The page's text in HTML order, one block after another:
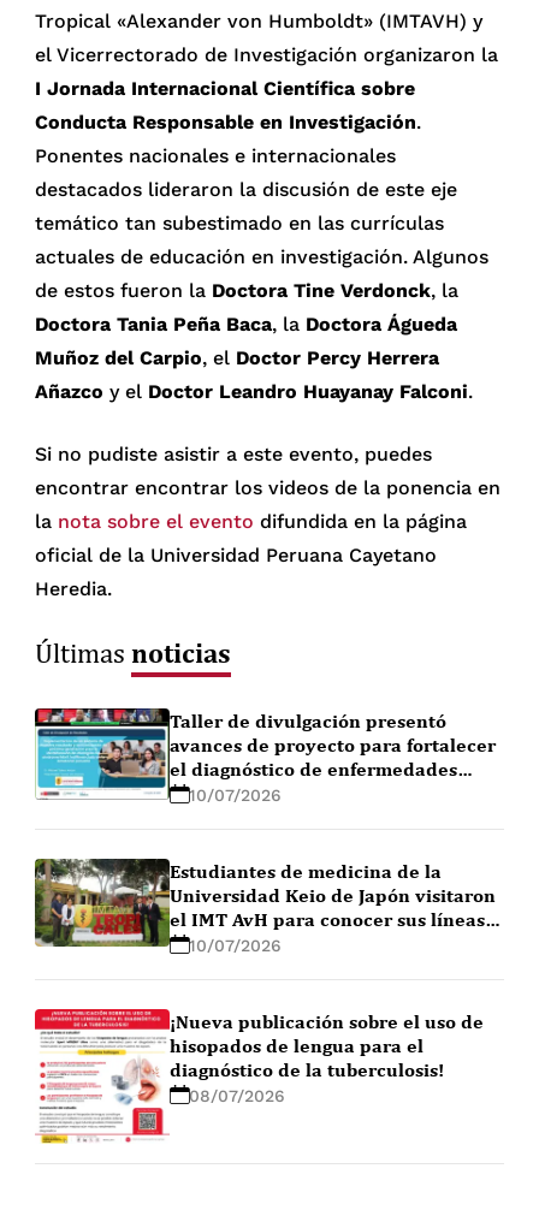
Tropical «Alexander von Humboldt» (IMTAVH) y
el Vicerrectorado de Investigación organizaron la
I Jornada Internacional Científica sobre
Conducta Responsable en Investigación.
Ponentes nacionales e internacionales
destacados lideraron la discusión de este eje
temático tan subestimado en las currículas
actuales de educación en investigación. Algunos
de estos fueron la Doctora Tine Verdonck, la
Doctora Tania Peña Baca, la Doctora Águeda
Muñoz del Carpio, el Doctor Percy Herrera
Añazco y el Doctor Leandro Huayanay Falconi.
Si no pudiste asistir a este evento, puedes
encontrar encontrar los videos de la ponencia en
la nota sobre el evento difundida en la página
oficial de la Universidad Peruana Cayetano
Heredia.
Últimasnoticias
Taller de divulgación presentó
avances de proyecto para fortalecer
el diagnóstico de enfermedades
febriles en la Amazonía peruana
10/07/2026
Estudiantes de medicina de la
Universidad Keio de Japón visitaron
el IMT AvH para conocer sus líneas
de investigación
10/07/2026
¡Nueva publicación sobre el uso de
hisopados de lengua para el
diagnóstico de la tuberculosis!
08/07/2026